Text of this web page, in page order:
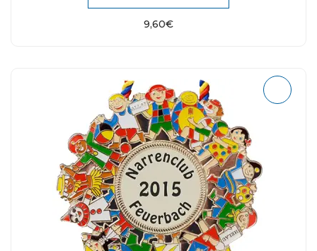
9,60€